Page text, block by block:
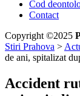
Cod
Contact
Copyright ©2025
Stiri Prahova >
de ani, spitalizat
Accident